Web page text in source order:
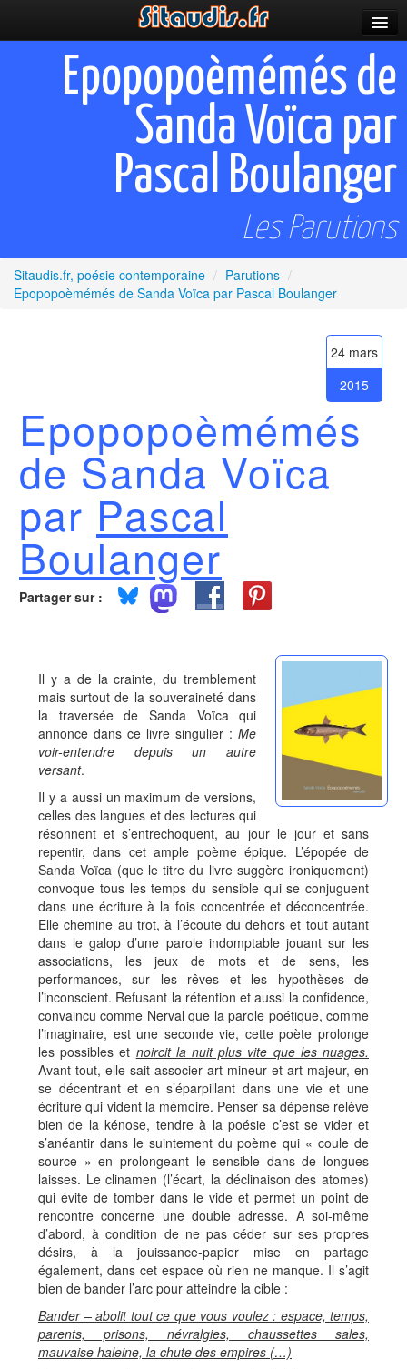
Parutions
Incitations
Prescriptions
Epopopoèmémés de
Sanda Voïca par
Pascal Boulanger
Les Parutions
Sitaudis.fr, poésie contemporaine / Parutions /
Epopopoèmémés de Sanda Voïca par Pascal Boulanger
24 mars
2015
Epopopoèmémés
de Sanda Voïca
par Pascal
Boulanger
Partager sur :
Il y a de la crainte, du tremblement
mais surtout de la souveraineté dans
la traversée de Sanda Voïca qui
annonce dans ce livre singulier :Me
voir-entendre depuis un autre
versant.
Il y a aussi un maximum de versions,
celles des langues et des lectures qui
résonnent et s’entrechoquent, au jour le jour et sans
repentir, dans cet ample poème épique. L’épopée de
Sanda Voïca (que le titre du livre suggère ironiquement)
convoque tous les temps du sensible qui se conjuguent
dans une écriture à la fois concentrée et déconcentrée.
Elle chemine au trot, à l’écoute du dehors et tout autant
dans le galop d’une parole indomptable jouant sur les
associations, les jeux de mots et de sens, les
performances, sur les rêves et les hypothèses de
l’inconscient. Refusant la rétention et aussi la confidence,
convaincu comme Nerval que la parole poétique, comme
l’imaginaire, est une seconde vie, cette poète prolonge
les possibles et noircit la nuit plus vite que les nuages.
Avant tout, elle sait associer art mineur et art majeur, en
se décentrant et en s’éparpillant dans une vie et une
écriture qui vident la mémoire. Penser sa dépense relève
bien de la kénose, tendre à la poésie c’est se vider et
s’anéantir dans le suintement du poème qui « coule de
source » en prolongeant le sensible dans de longues
laisses. Le clinamen (l’écart, la déclinaison des atomes)
qui évite de tomber dans le vide et permet un point de
rencontre concerne une double adresse. A soi-même
d’abord, à condition de ne pas céder sur ses propres
désirs, à la jouissance-papier mise en partage
également, dans cet espace où rien ne manque. Il s’agit
bien de bander l’arc pour atteindre la cible :
Bander – abolit tout ce que vous voulez : espace, temps,
parents, prisons, névralgies, chaussettes sales,
mauvaise haleine, la chute des empires (…)